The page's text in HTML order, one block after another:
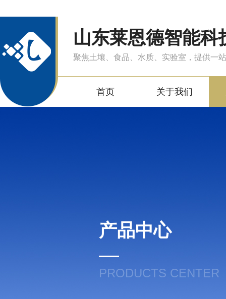
山东莱恩德智能科
聚焦土壤、食品、水质、实验室，提供一
首页 关于我们
产品中心
PRODUCTS CENTER